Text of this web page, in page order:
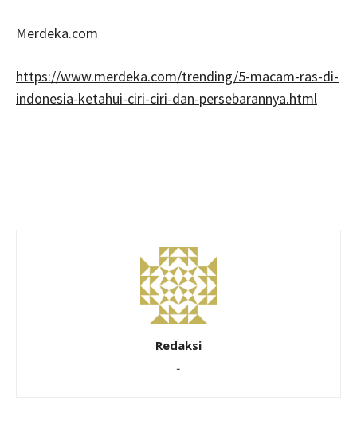
Merdeka.com
https://www.merdeka.com/trending/5-macam-ras-di-
indonesia-ketahui-ciri-ciri-dan-persebarannya.html
Redaksi
-